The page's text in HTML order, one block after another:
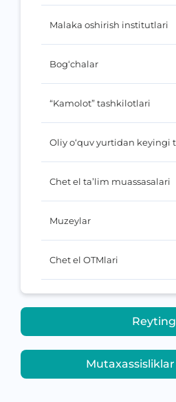
Malaka oshirish institutlari
Bog‘chalar
“Kamolot” tashkilotlari
Oliy o‘quv yurtidan keyingi
Chet el ta’lim muassasalari
Muzeylar
Chet el OTMlari
Reyting